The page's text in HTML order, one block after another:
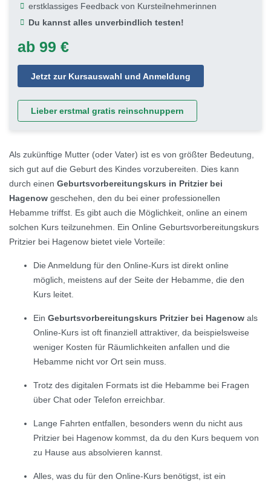
erstklassiges Feedback von Kursteilnehmerinnen
Du kannst alles unverbindlich testen!
ab 99 €
Jetzt zur Kursauswahl und Anmeldung
Lieber erstmal gratis reinschnuppern
Als zukünftige Mutter (oder Vater) ist es von größter Bedeutung,
sich gut auf die Geburt des Kindes vorzubereiten. Dies kann
durch einen Geburtsvorbereitungskurs in Pritzier bei
Hagenow geschehen, den du bei einer professionellen
Hebamme triffst. Es gibt auch die Möglichkeit, online an einem
solchen Kurs teilzunehmen. Ein Online Geburtsvorbereitungskurs
Pritzier bei Hagenow bietet viele Vorteile:
Die Anmeldung für den Online-Kurs ist direkt online
möglich, meistens auf der Seite der Hebamme, die den
Kurs leitet.
Ein Geburtsvorbereitungskurs Pritzier bei Hagenow als
Online-Kurs ist oft finanziell attraktiver, da beispielsweise
weniger Kosten für Räumlichkeiten anfallen und die
Hebamme nicht vor Ort sein muss.
Trotz des digitalen Formats ist die Hebamme bei Fragen
über Chat oder Telefon erreichbar.
Lange Fahrten entfallen, besonders wenn du nicht aus
Pritzier bei Hagenow kommst, da du den Kurs bequem von
zu Hause aus absolvieren kannst.
Alles, was du für den Online-Kurs benötigst, ist ein